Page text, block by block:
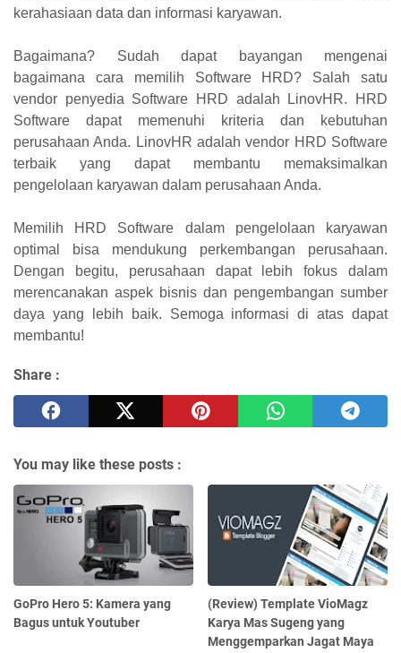
kerahasiaan data dan informasi karyawan.
Bagaimana? Sudah dapat bayangan mengenai
bagaimana cara memilih Software HRD? Salah satu
vendor penyedia Software HRD adalah LinovHR. HRD
Software dapat memenuhi kriteria dan kebutuhan
perusahaan Anda. LinovHR adalah vendor HRD Software
terbaik yang dapat membantu memaksimalkan
pengelolaan karyawan dalam perusahaan Anda.
Memilih HRD Software dalam pengelolaan karyawan
optimal bisa mendukung perkembangan perusahaan.
Dengan begitu, perusahaan dapat lebih fokus dalam
merencanakan aspek bisnis dan pengembangan sumber
daya yang lebih baik. Semoga informasi di atas dapat
membantu!
Share :
You may like these posts :
GoPro Hero 5: Kamera yang
Bagus untuk Youtuber
(Review) Template VioMagz
Karya Mas Sugeng yang
Menggemparkan Jagat Maya